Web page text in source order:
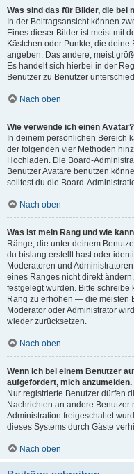
Was sind das für Bilder, die bei
In der Beitragsansicht können
Eines dieser Bilder ist meist mit
Kästchen oder Punkte, die
angeben. Das andere, meist
Es handelt sich hierbei in der
Benutzer zu Benutzer
Nach oben
Wie verwende ich einen Avatar?
In deinem persönlichen Bereich
der folgenden vier Methoden
Hochladen. Die Board-
Benutzer Avatare benutzen
solltest du die Board-
Nach oben
Was ist mein Rang und wie
Ränge, die unter deinem
du bislang erstellt hast oder
Moderatoren und
eines Ranges nicht direkt
festgelegt wurden. Bitte
Rang zu erhöhen — die meisten
Moderator oder Administrator
wieder zurücksetzen.
Nach oben
Wenn ich bei einem Benutzer
aufgefordert, mich anzumelden.
Nur registrierte Benutzer dürfen
Nachrichten an andere
Administration freigeschaltet
dieses Systems durch Gäste
Nach oben